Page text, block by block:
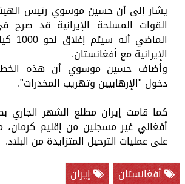
يشار إلى أن حسين موسوي رئيس
القوات المسلحة الإيرانية قد
الإيرانية مع أفغانستان.
وأضاف حسين موسوي أن هذه
دخول "الإرهابيين وتهريب المخدرات".
أفغاني غير مسجلين من إقليم
على عمليات الترحيل المتزايدة من البلاد.
أفغانستان
إيران